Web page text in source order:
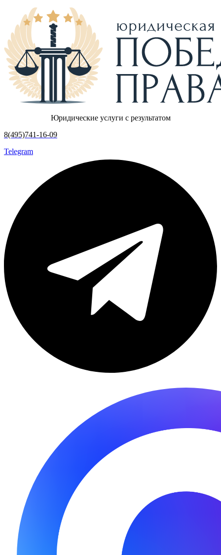
Юридические услуги с результатом
8(495)741-16-09
Telegram